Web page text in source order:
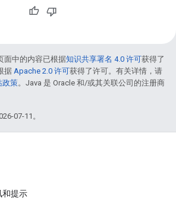
面中的内容已根据知识共享署名 4.0 许可获得了
据 Apache 2.0 许可获得了许可。有关详情，请
政策。Java 是 Oracle 和/或其关联公司的注册商
07-11。
和提示